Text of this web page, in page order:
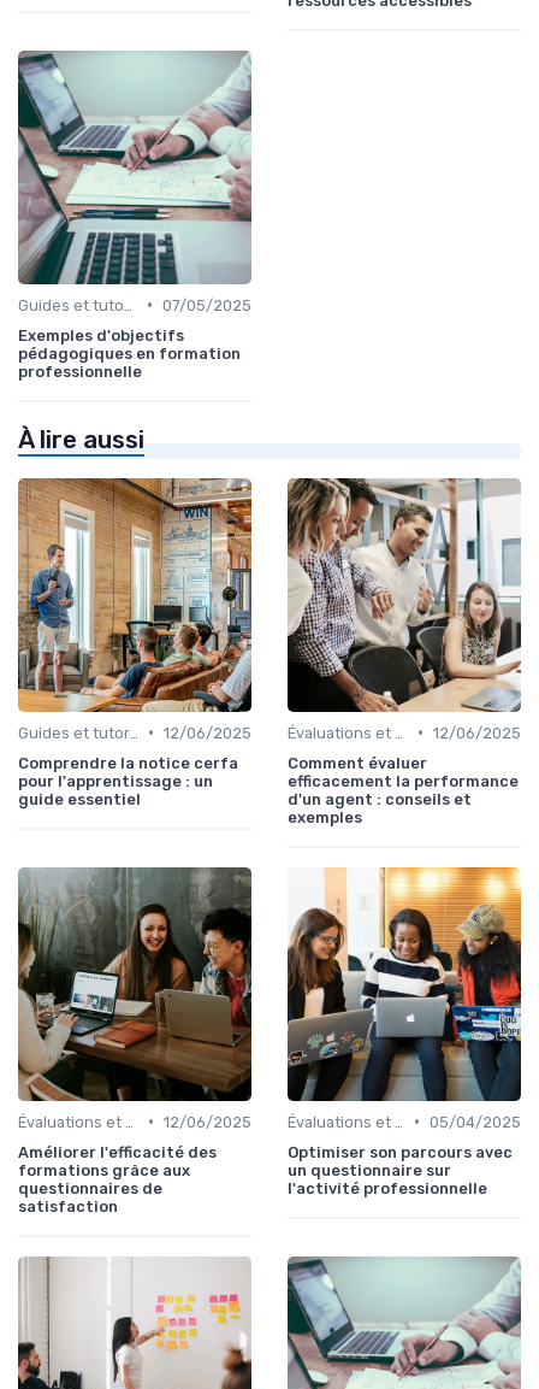
• 07/05/2025
Exemples d'objectifs
pédagogiques en formation
professionnelle
À lire aussi
• 12/06/2025
Comprendre la notice cerfa
pour l'apprentissage : un
guide essentiel
• 12/06/2025
Comment évaluer
efficacement la performance
d'un agent : conseils et
exemples
• 12/06/2025
Améliorer l'efficacité des
formations grâce aux
questionnaires de
satisfaction
• 05/04/2025
Optimiser son parcours avec
un questionnaire sur
l'activité professionnelle